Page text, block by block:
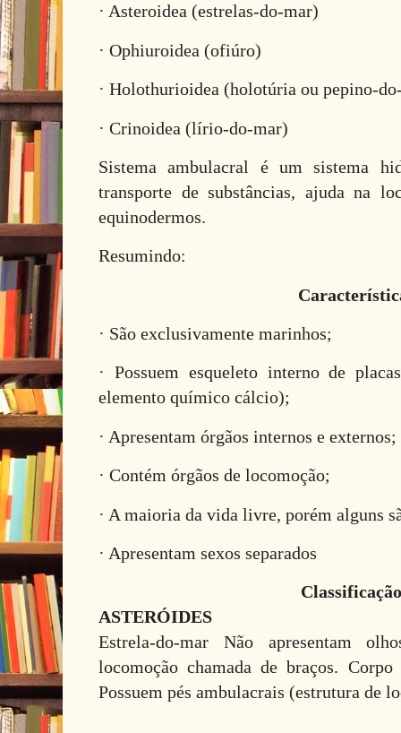
· Asteroidea (estrelas-do-mar)
· Ophiuroidea (ofiúro)
· Holothurioidea (holotúria ou pepino-
· Crinoidea (lírio-do-mar)
Sistema ambulacral é um sistema
transporte de substâncias, ajuda na
equinodermos.
Resumindo:
· São exclusivamente marinhos;
· Possuem esqueleto interno de
elemento químico cálcio);
· Apresentam órgãos internos e externos;
· Contém órgãos de locomoção;
· A maioria da vida livre, porém alguns
· Apresentam sexos separados
ASTERÓIDES
Estrela-do-mar Não apresentam
locomoção chamada de braços.
Possuem pés ambulacrais (estrutura de